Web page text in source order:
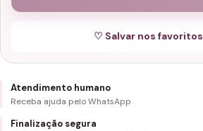
♡ Salvar nos favoritos
Atendimento humano
Receba ajuda pelo WhatsApp
Finalização segura